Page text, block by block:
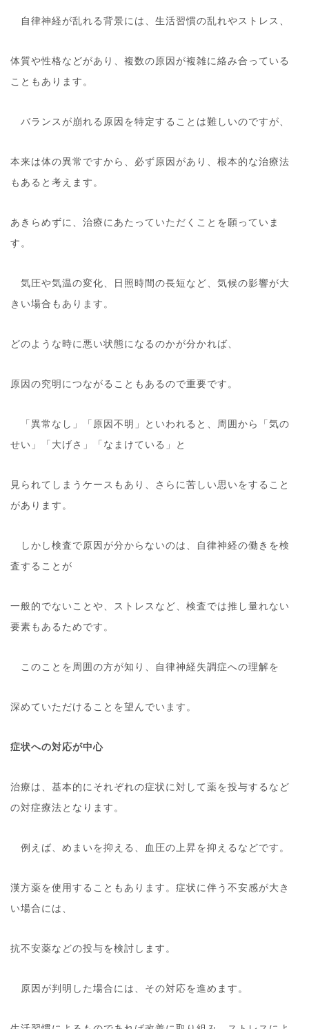
自律神経が乱れる背景には、生活習慣の乱れやストレス、
体質や性格などがあり、複数の原因が複雑に絡み合っている
こともあります。
バランスが崩れる原因を特定することは難しいのですが、
本来は体の異常ですから、必ず原因があり、根本的な治療法
もあると考えます。
あきらめずに、治療にあたっていただくことを願っていま
す。
気圧や気温の変化、日照時間の長短など、気候の影響が大
きい場合もあります。
どのような時に悪い状態になるのかが分かれば、
原因の究明につながることもあるので重要です。
「異常なし」「原因不明」といわれると、周囲から「気の
せい」「大げさ」「なまけている」と
見られてしまうケースもあり、さらに苦しい思いをすること
があります。
しかし検査で原因が分からないのは、自律神経の働きを検
査することが
一般的でないことや、ストレスなど、検査では推し量れない
要素もあるためです。
このことを周囲の方が知り、自律神経失調症への理解を
深めていただけることを望んでいます。
症状への対応が中心
治療は、基本的にそれぞれの症状に対して薬を投与するなど
の対症療法となります。
例えば、めまいを抑える、血圧の上昇を抑えるなどです。
漢方薬を使用することもあります。症状に伴う不安感が大き
い場合には、
抗不安薬などの投与を検討します。
原因が判明した場合には、その対応を進めます。